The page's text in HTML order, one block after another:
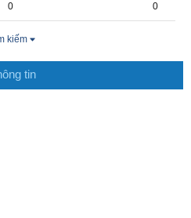
0 0
kiếm
tin